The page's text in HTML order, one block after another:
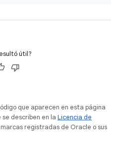
útil?
que aparecen en esta página
describen en la Licencia de
marcas registradas de Oracle o sus